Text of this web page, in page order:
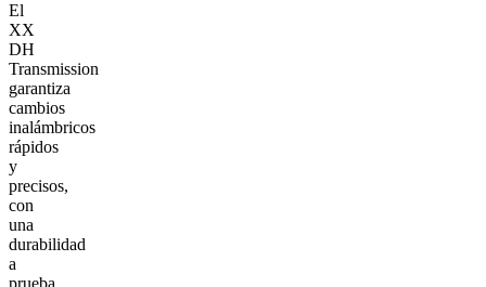
El
XX
DH
Transmission
garantiza
cambios
inalámbricos
rápidos
y
precisos,
con
una
durabilidad
a